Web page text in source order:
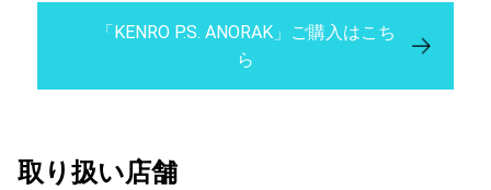
「KENRO P.S. ANORAK」ご購入はこち
ら
取り扱い店舗